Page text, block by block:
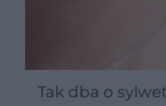
Tak dba o